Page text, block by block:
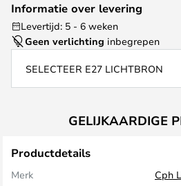
Informatie over levering
Levertijd: 5 - 6 weken
Geen verlichting inbegrepen
SELECTEER E27 LICHTBRON
GELIJKAARDIGE
Productdetails
Merk
Cph